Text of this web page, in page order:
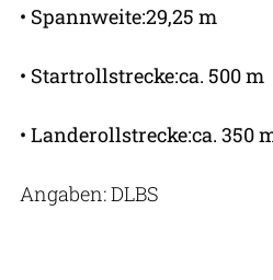
• Spannweite:29,25 m
• Startrollstrecke:ca. 500 m
• Landerollstrecke:ca. 350
Angaben: DLBS